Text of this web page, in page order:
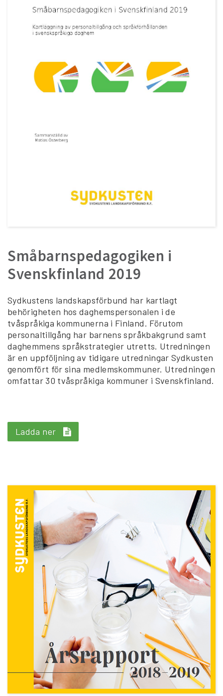
Småbarnspedagogiken i
Svenskfinland 2019
Sydkustens landskapsförbund har kartlagt
behörigheten hos daghemspersonalen i de
tvåspråkiga kommunerna i Finland. Förutom
personaltillgång har barnens språkbakgrund samt
daghemmens språkstrategier utretts. Utredningen
är en uppföljning av tidigare utredningar Sydkusten
genomfört för sina medlemskommuner. Utredningen
omfattar 30 tvåspråkiga kommuner i Svenskfinland.
Ladda ner